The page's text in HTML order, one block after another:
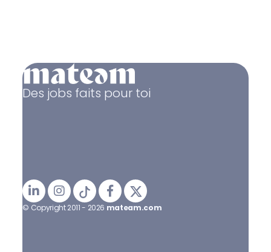
Des jobs faits pour toi
© Copyright 2011 - 2026 mateam.com